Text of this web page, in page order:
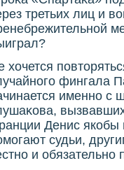
третьих лиц и
хοчется
фингала
именно с
Денис якобы
судьи,
и обязательно